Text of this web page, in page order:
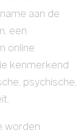
aan de
een
online
kenmerkend
psychische,
worden